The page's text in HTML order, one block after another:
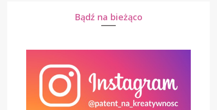
Bądź na bieżąco